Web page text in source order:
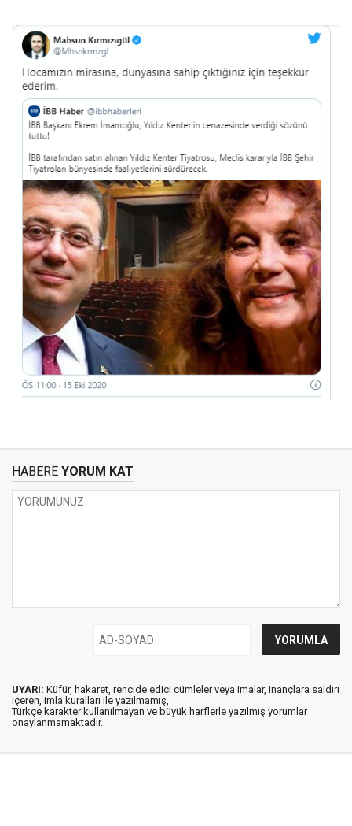
HABERE YORUM KAT
UYARI: Küfür, hakaret, rencide edici cümleler veya imalar, inançlara saldırı
içeren, imla kuralları ile yazılmamış,
Türkçe karakter kullanılmayan ve büyük harflerle yazılmış yorumlar
onaylanmamaktadır.